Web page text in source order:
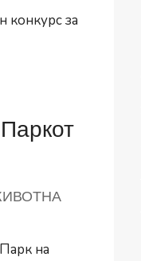
конкурс за
на